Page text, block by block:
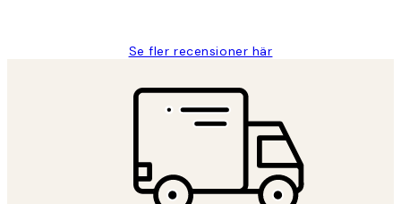
Se fler recensioner här